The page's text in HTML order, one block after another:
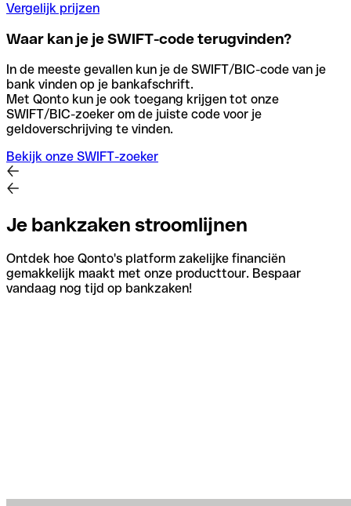
Vergelijk prijzen
Waar kan je je SWIFT-code terugvinden?
In de meeste gevallen kun je de SWIFT/BIC-code van je
bank vinden op je bankafschrift.
Met Qonto kun je ook toegang krijgen tot onze
SWIFT/BIC-zoeker om de juiste code voor je
geldoverschrijving te vinden.
Bekijk onze SWIFT-zoeker
Je bankzaken stroomlijnen
Ontdek hoe Qonto's platform zakelijke financiën
gemakkelijk maakt met onze producttour. Bespaar
vandaag nog tijd op bankzaken!